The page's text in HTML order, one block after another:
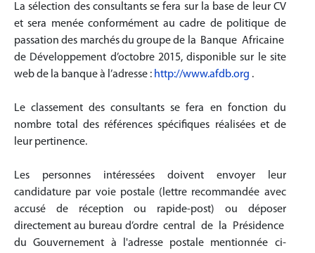
La sélection des consultants se fera sur la base de leur CV
et sera menée conformément au cadre de politique de
passation des marchés du groupe de la Banque Africaine
de Développement d’octobre 2015, disponible sur le site
web de la banque à l’adresse : http://www.afdb.org .
Le classement des consultants se fera en fonction du
nombre total des références spécifiques réalisées et de
leur pertinence.
Les personnes intéressées doivent envoyer leur
candidature par voie postale (lettre recommandée avec
accusé de réception ou rapide-post) ou déposer
directement au bureau d’ordre central de la Présidence
du Gouvernement à l'adresse postale mentionnée ci-